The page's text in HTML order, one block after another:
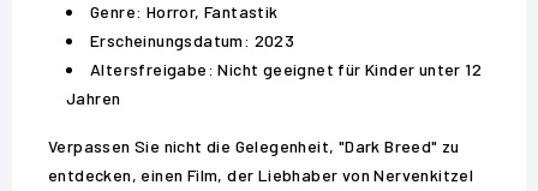
Genre: Horror, Fantastik
Erscheinungsdatum: 2023
Altersfreigabe: Nicht geeignet für Kinder unter 12
Jahren
Verpassen Sie nicht die Gelegenheit, "Dark Breed" zu
entdecken, einen Film, der Liebhaber von Nervenkitzel